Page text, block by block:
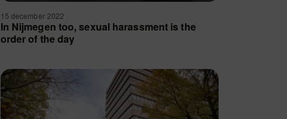
15 december 2022
In Nijmegen too, sexual harassment is the
order of the day